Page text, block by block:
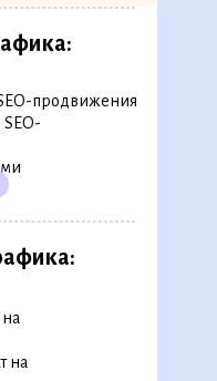
продвижения
SEO-
на